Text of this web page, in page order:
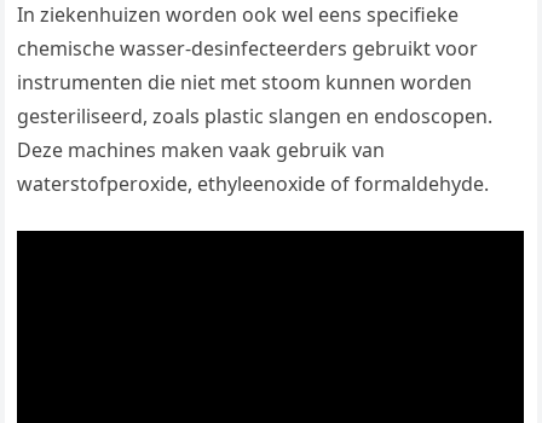
In ziekenhuizen worden ook wel eens specifieke
chemische wasser-desinfecteerders gebruikt voor
instrumenten die niet met stoom kunnen worden
gesteriliseerd, zoals plastic slangen en endoscopen.
Deze machines maken vaak gebruik van
waterstofperoxide, ethyleenoxide of formaldehyde.